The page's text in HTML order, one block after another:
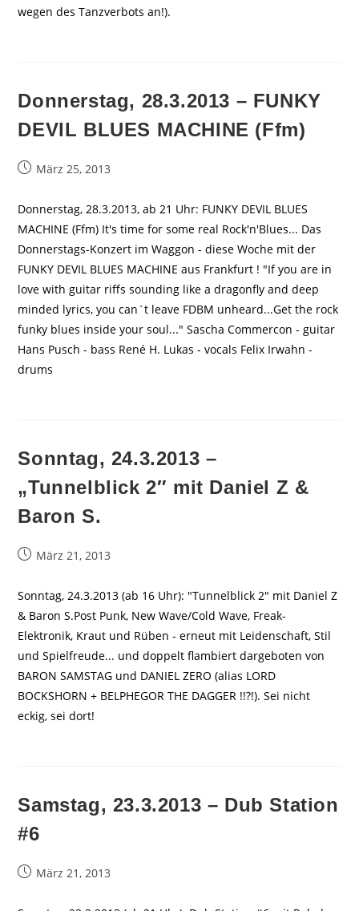
wegen des Tanzverbots an!).
Donnerstag, 28.3.2013 – FUNKY
DEVIL BLUES MACHINE (Ffm)
BeitragMärz 25, 2013
Donnerstag, 28.3.2013, ab 21 Uhr: FUNKY DEVIL BLUES
MACHINE (Ffm) It's time for some real Rock'n'Blues... Das
Donnerstags-Konzert im Waggon - diese Woche mit der
FUNKY DEVIL BLUES MACHINE aus Frankfurt ! "If you are in
love with guitar riffs sounding like a dragonfly and deep
minded lyrics, you can`t leave FDBM unheard...Get the rock
funky blues inside your soul..." Sascha Commercon - guitar
Hans Pusch - bass René H. Lukas - vocals Felix Irwahn -
drums
Sonntag, 24.3.2013 –
„Tunnelblick 2″ mit Daniel Z &
Baron S.
BeitragMärz 21, 2013
Sonntag, 24.3.2013 (ab 16 Uhr): "Tunnelblick 2" mit Daniel Z
& Baron S.Post Punk, New Wave/Cold Wave, Freak-
Elektronik, Kraut und Rüben - erneut mit Leidenschaft, Stil
und Spielfreude... und doppelt flambiert dargeboten von
BARON SAMSTAG und DANIEL ZERO (alias LORD
BOCKSHORN + BELPHEGOR THE DAGGER !!?!). Sei nicht
eckig, sei dort!
Samstag, 23.3.2013 – Dub Station
#6
BeitragMärz 21, 2013